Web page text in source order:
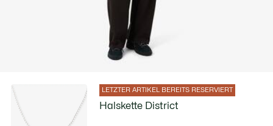
LETZTER ARTIKEL BEREITS RESERVIERT
Halskette District